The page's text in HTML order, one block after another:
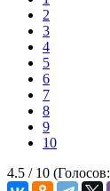
2
3
4
5
6
7
8
9
10
4.5 / 10 (Голосов: